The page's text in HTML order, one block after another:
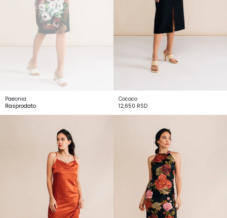
Paeonia
Rasprodato
Cococo
12,650 RSD